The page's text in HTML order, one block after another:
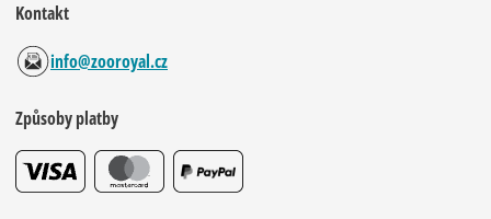
Kontakt
info@zooroyal.cz
Způsoby platby